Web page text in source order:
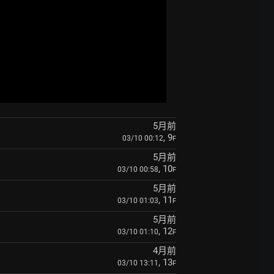
5月前
03/10 00:12, 9F
5月前
03/10 00:58, 10F
5月前
03/10 01:03, 11 F
5月前
03/10 01:10, 12F
4月前
03/10 13:11 , 13F